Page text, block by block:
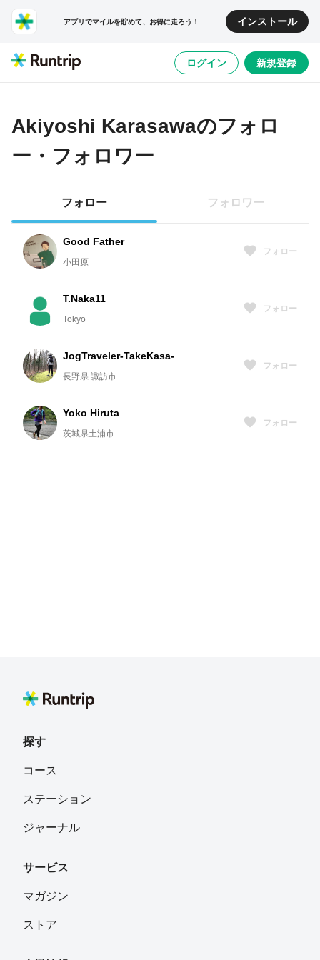
アプリでマイルを貯めて、お得に走ろう！ インストール
ログイン 新規登録
Akiyoshi Karasawaのフォロ
ー・フォロワー
フォロー フォロワー
Good Father
小田原
フォロー
T.Naka11
Tokyo
フォロー
JogTraveler-TakeKasa-
長野県 諏訪市
フォロー
Yoko Hiruta
茨城県土浦市
フォロー
探す
コース
ステーション
ジャーナル
サービス
マガジン
ストア